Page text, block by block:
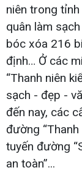
niên trong
quân làm
bóc xóa 216
định… Ở các
“Thanh niên
sạch - đẹp -
đến nay, các
đường
tuyến đường
an toàn”...